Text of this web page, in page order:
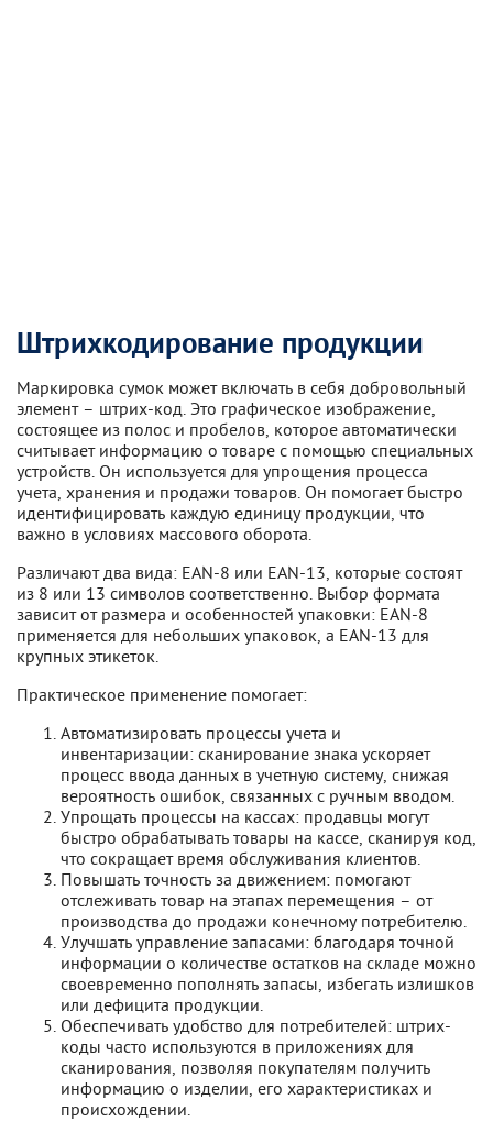
Штрихкодирование продукции
Маркировка сумок может включать в себя добровольный
элемент – штрих-код. Это графическое изображение,
состоящее из полос и пробелов, которое автоматически
считывает информацию о товаре с помощью специальных
устройств. Он используется для упрощения процесса
учета, хранения и продажи товаров. Он помогает быстро
идентифицировать каждую единицу продукции, что
важно в условиях массового оборота.
Различают два вида: EAN-8 или EAN-13, которые состоят
из 8 или 13 символов соответственно. Выбор формата
зависит от размера и особенностей упаковки: EAN-8
применяется для небольших упаковок, а EAN-13 для
крупных этикеток.
Практическое применение помогает:
Автоматизировать процессы учета и
инвентаризации: сканирование знака ускоряет
процесс ввода данных в учетную систему, снижая
вероятность ошибок, связанных с ручным вводом.
Упрощать процессы на кассах: продавцы могут
быстро обрабатывать товары на кассе, сканируя код,
что сокращает время обслуживания клиентов.
Повышать точность за движением: помогают
отслеживать товар на этапах перемещения – от
производства до продажи конечному потребителю.
Улучшать управление запасами: благодаря точной
информации о количестве остатков на складе можно
своевременно пополнять запасы, избегать излишков
или дефицита продукции.
Обеспечивать удобство для потребителей: штрих-
коды часто используются в приложениях для
сканирования, позволяя покупателям получить
информацию о изделии, его характеристиках и
происхождении.